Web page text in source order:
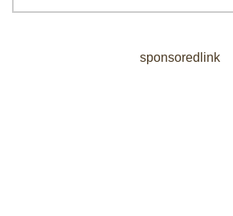
sponsoredlink